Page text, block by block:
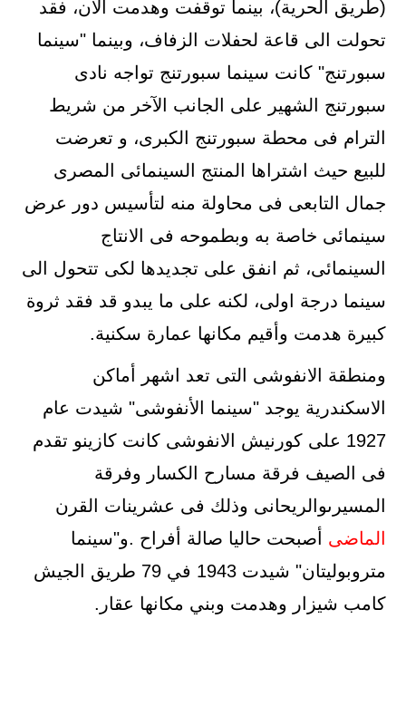
(طريق الحرية)، بينما توقفت وهدمت الان، فقد
تحولت الى قاعة لحفلات الزفاف، وبينما "سينما
سبورتنج" كانت سينما سبورتنج تواجه نادى
سبورتنج الشهير على الجانب الآخر من شريط
الترام فى محطة سبورتنج الكبرى، و تعرضت
للبيع حيث اشتراها المنتج السينمائى المصرى
جمال التابعى فى محاولة منه لتأسيس دور عرض
سينمائى خاصة به وبطموحه فى الانتاج
السينمائى، ثم انفق على تجديدها لكى تتحول الى
سينما درجة اولى، لكنه على ما يبدو قد فقد ثروة
كبيرة هدمت وأقيم مكانها عمارة سكنية.
ومنطقة الانفوشى التى تعد اشهر أماكن
الاسكندرية يوجد "سينما الأنفوشى" شيدت عام
1927 على كورنيش الانفوشى كانت كازينو تقدم
فى الصيف فرقة مسارح الكسار وفرقة
المسيرىوالريحانى وذلك فى عشرينات القرن
الماضى أصبحت حاليا صالة أفراح .و"سينما
متروبوليتان" شيدت 1943 في 79 طريق الجيش
كامب شيزار وهدمت وبني مكانها عقار.